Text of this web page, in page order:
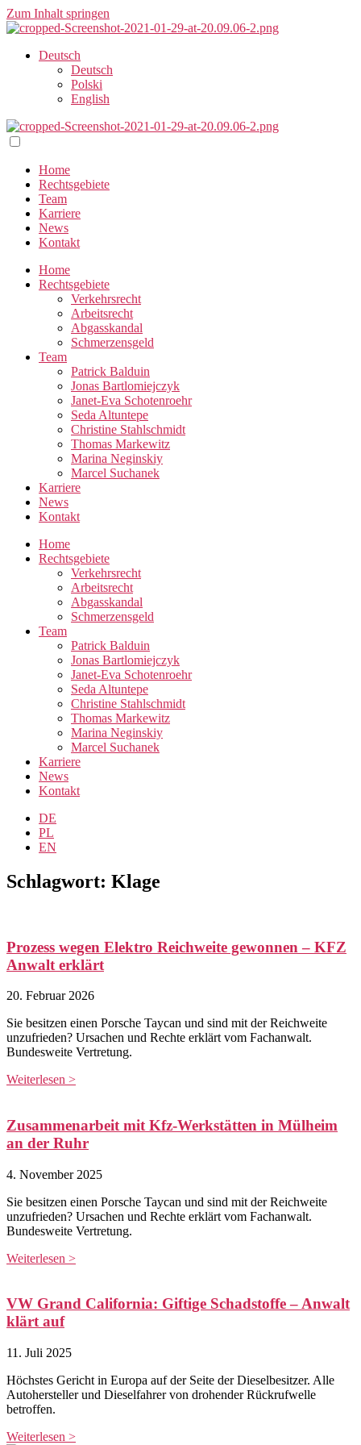
Zum Inhalt springen
Deutsch
Deutsch
Polski
English
Home
Rechtsgebiete
Team
Karriere
News
Kontakt
Home
Rechtsgebiete
Verkehrsrecht
Arbeitsrecht
Abgasskandal
Schmerzensgeld
Team
Patrick Balduin
Jonas Bartlomiejczyk
Janet-Eva Schotenroehr
Seda Altuntepe
Christine Stahlschmidt
Thomas Markewitz
Marina Neginskiy
Marcel Suchanek
Karriere
News
Kontakt
Home
Rechtsgebiete
Verkehrsrecht
Arbeitsrecht
Abgasskandal
Schmerzensgeld
Team
Patrick Balduin
Jonas Bartlomiejczyk
Janet-Eva Schotenroehr
Seda Altuntepe
Christine Stahlschmidt
Thomas Markewitz
Marina Neginskiy
Marcel Suchanek
Karriere
News
Kontakt
DE
PL
EN
Schlagwort: Klage
Prozess wegen Elektro Reichweite gewonnen – KFZ
Anwalt erklärt
20. Februar 2026
Sie besitzen einen Porsche Taycan und sind mit der Reichweite
unzufrieden? Ursachen und Rechte erklärt vom Fachanwalt.
Bundesweite Vertretung.
Weiterlesen >
Zusammenarbeit mit Kfz‑Werkstätten in Mülheim
an der Ruhr
4. November 2025
Sie besitzen einen Porsche Taycan und sind mit der Reichweite
unzufrieden? Ursachen und Rechte erklärt vom Fachanwalt.
Bundesweite Vertretung.
Weiterlesen >
VW Grand California: Giftige Schadstoffe – Anwalt
klärt auf
11. Juli 2025
Höchstes Gericht in Europa auf der Seite der Dieselbesitzer. Alle
Autohersteller und Dieselfahrer von drohender Rückrufwelle
betroffen.
Weiterlesen >